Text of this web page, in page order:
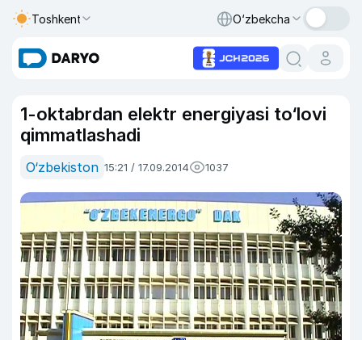
Toshkent O‘zbekcha
1-oktabrdan elektr energiyasi to‘lovi
qimmatlashadi
O‘zbekiston 15:21 / 17.09.2014 1037